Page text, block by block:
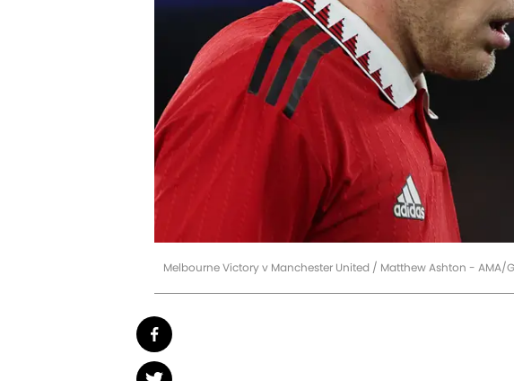
Melbourne Victory v Manchester United / Matthew Ashton - AMA/